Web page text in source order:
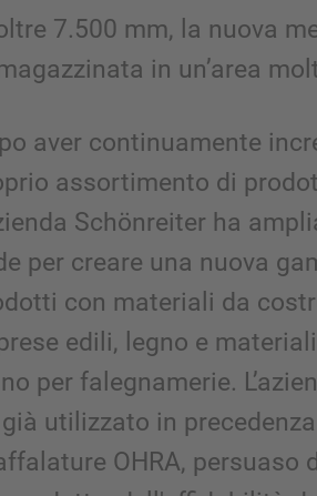
7.500 mm, la nuova
in un’area
aver continuamente
assortimento di
Schönreiter ha
per creare una nuova
con materiali da
edili, legno e
per falegnamerie.
utilizzato in
OHRA, persuaso